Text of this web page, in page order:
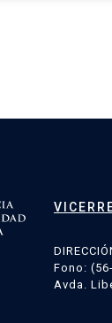
Fono:
Avda.